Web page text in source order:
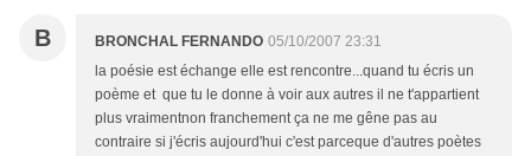
B BRONCHAL FERNANDO 05/10/2007 23:31
la poésie est échange elle est rencontre...quand tu écris un
poème et que tu le donne à voir aux autres il ne t'appartient
plus vraimentnon franchement ça ne me gêne pas au
contraire si j'écris aujourd'hui c'est parceque d'autres poètes